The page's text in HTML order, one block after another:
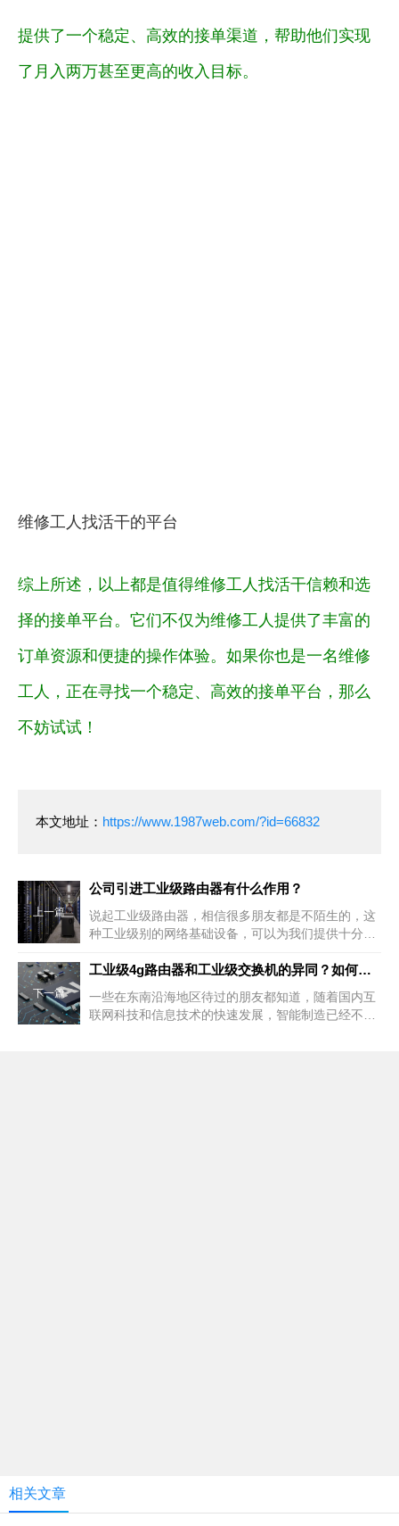
提供了一个稳定、高效的接单渠道，帮助他们实现
了月入两万甚至更高的收入目标。
维修工人找活干的平台
综上所述，以上都是值得维修工人找活干信赖和选
择的接单平台。它们不仅为维修工人提供了丰富的
订单资源和便捷的操作体验。如果你也是一名维修
工人，正在寻找一个稳定、高效的接单平台，那么
不妨试试！
本文地址： https://www.1987web.com/?id=66832
上一篇
公司引进工业级路由器有什么作用？
说起工业级路由器，相信很多朋友都是不陌生的，这
种工业级别的网络基础设备，可以为我们提供十分稳
下一篇
工业级4g路由器和工业级交换机的异同？如何选购工业级4g路由器？
一些在东南沿海地区待过的朋友都知道，随着国内互
联网科技和信息技术的快速发展，智能制造已经不再
相关文章